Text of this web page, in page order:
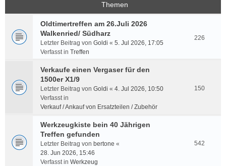
Themen
Oldtimertreffen am 26.Juli 2026
Walkenried/ Südharz
Letzter Beitrag von Goldi « 5. Jul 2026, 17:05
Verfasst in Treffen
226
Verkaufe einen Vergaser für den
1500er X1/9
Letzter Beitrag von Goldi « 4. Jul 2026, 10:50
Verfasst in
Verkauf / Ankauf von Ersatzteilen / Zubehör
150
Werkzeugkiste bein 40 Jährigen
Treffen gefunden
Letzter Beitrag von bertone «
28. Jun 2026, 15:46
Verfasst in Werkzeug
542